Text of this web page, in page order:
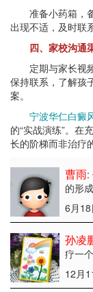
准备小药箱，备
出现不适，及时联
四、家校沟通
定期与家长视频
保持联系，了解孩
案。
宁波华仁白癜
的“实战演练”。在
长的阶梯而非治疗
曹雨:
的形
6月
孙凌
疗一
12月